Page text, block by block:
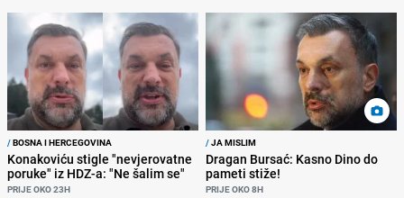
/BOSNA I HERCEGOVINA
Konakoviću stigle "nevjerovatne
poruke" iz HDZ-a: "Ne šalim se"
PRIJE OKO 23H
/JA MISLIM
Dragan Bursać: Kasno Dino do
pameti stiže!
PRIJE OKO 8H